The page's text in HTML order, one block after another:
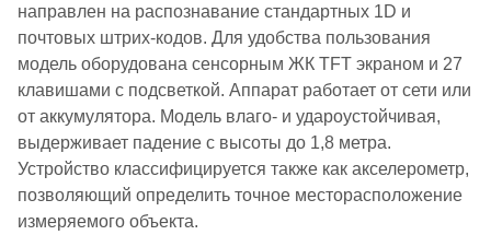
направлен на распознавание стандартных 1D и
почтовых штрих-кодов. Для удобства пользования
модель оборудована сенсорным ЖК TFT экраном и 27
клавишами с подсветкой. Аппарат работает от сети или
от аккумулятора. Модель влаго- и удароустойчивая,
выдерживает падение с высоты до 1,8 метра.
Устройство классифицируется также как акселерометр,
позволяющий определить точное месторасположение
измеряемого объекта.